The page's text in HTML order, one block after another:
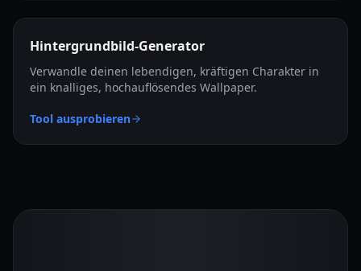
Hintergrundbild-Generator
Verwandle deinen lebendigen, kräftigen Charakter in
ein knalliges, hochauflösendes Wallpaper.
Tool ausprobieren